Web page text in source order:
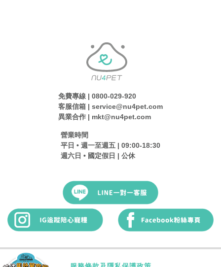
免費專線 | 0800-029-920
客服信箱 | service@nu4pet.com
異業合作 | mkt@nu4pet.com
營業時間
平日 • 週一至週五 | 09:00-18:30
週六日 • 國定假日 | 公休